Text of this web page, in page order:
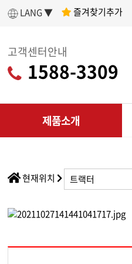
LANG ▼ 즐겨찾기추가
고객센터안내
1588-3309
제품소개
어떤 제품을 구매할지
나에게 딱
제품 찾기
현재위치